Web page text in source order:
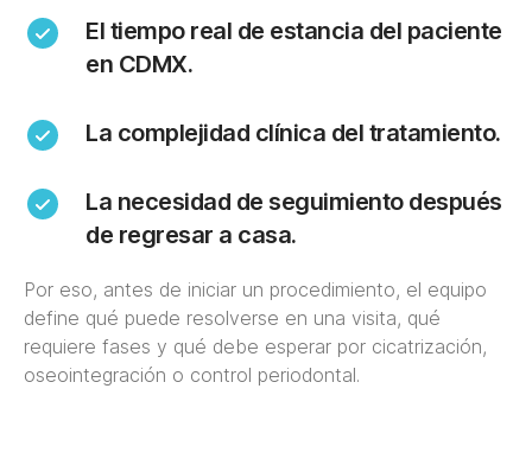
El tiempo real de estancia del paciente
en CDMX.
La complejidad clínica del tratamiento.
La necesidad de seguimiento después
de regresar a casa.
Por eso, antes de iniciar un procedimiento, el equipo
define qué puede resolverse en una visita, qué
requiere fases y qué debe esperar por cicatrización,
oseointegración o control periodontal.